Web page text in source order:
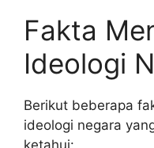
Fakta
Ideologi
Berikut beberapa
ideologi negara